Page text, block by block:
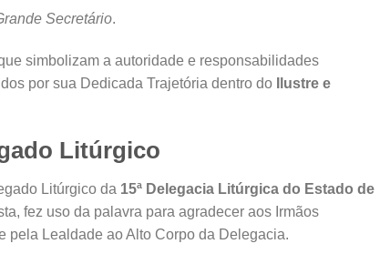
Secretário.
simbolizam a autoridade e responsabilidades
por sua Dedicada Trajetória dentro do
Ilustre e
Litúrgico
Litúrgico da 15ª Delegacia Litúrgica do Estado de
fez uso da palavra para agradecer aos Irmãos
pela Lealdade ao Alto Corpo da Delegacia.